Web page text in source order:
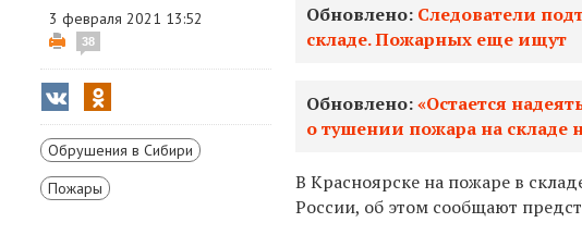
3 февраля 2021 13:52
38
Обрушения в Сибири
Пожары
Обновлено: Следователи
складе. Пожарных еще ищут
Обновлено:«Остается
о тушении пожара на складе
В Красноярске на пожаре в
России, об этом сообщают